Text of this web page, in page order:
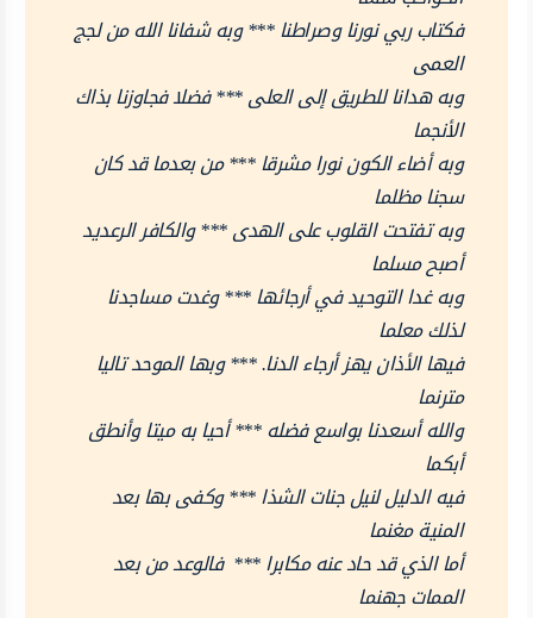
فكتاب ربي نورنا وصراطنا *** وبه شفانا الله من لجج
العمى
وبه هدانا للطريق إلى العلى *** فضلا فجاوزنا بذاك
الأنجما
وبه أضاء الكون نورا مشرقا *** من بعدما قد كان
سجنا مظلما
وبه تفتحت القلوب على الهدى *** والكافر الرعديد
أصبح مسلما
وبه غدا التوحيد في أرجائها *** وغدت مساجدنا
لذلك معلما
فيها الأذان يهز أرجاء الدنا. *** وبها الموحد تاليا
مترنما
والله أسعدنا بواسع فضله *** أحيا به ميتا وأنطق
أبكما
فيه الدليل لنيل جنات الشذا *** وكفى بها بعد
المنية مغنما
أما الذي قد حاد عنه مكابرا *** فالوعد من بعد
الممات جهنما